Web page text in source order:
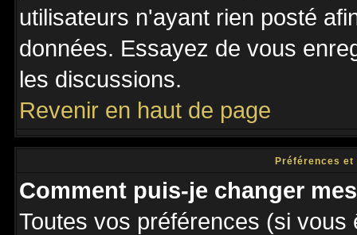
utilisateurs n'ayant rien posté
données. Essayez de vous
les discussions.
Revenir en haut de page
Préférences
Comment puis-je changer
Toutes vos préférences (si